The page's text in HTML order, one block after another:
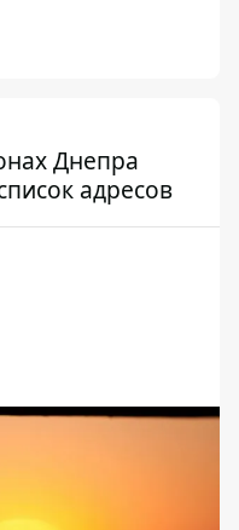
Днепра
адресов